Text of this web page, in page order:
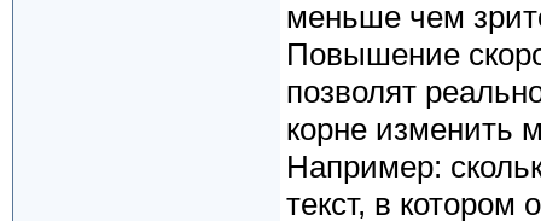
меньше чем
Повышение
позволят
корне изменить
Например:
текст, в